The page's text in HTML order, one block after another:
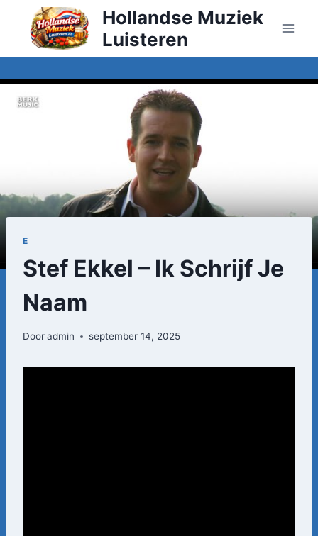
Doorgaan
inhoud
Hollandse Muziek
Luisteren
E
Stef Ekkel – Ik Schrijf Je
Naam
Dooradmin september 14, 2025